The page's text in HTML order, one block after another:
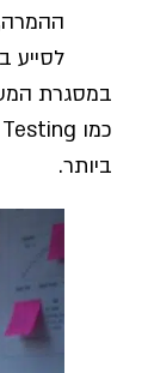
לסייע
במסגרת
ביותר.